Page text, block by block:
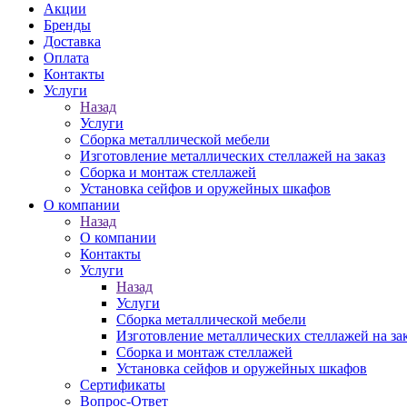
Акции
Бренды
Доставка
Оплата
Контакты
Услуги
Назад
Услуги
Сборка металлической мебели
Изготовление металлических стеллажей на заказ
Сборка и монтаж стеллажей
Установка сейфов и оружейных шкафов
О компании
Назад
О компании
Контакты
Услуги
Назад
Услуги
Сборка металлической мебели
Изготовление металлических стеллажей на
Сборка и монтаж стеллажей
Установка сейфов и оружейных шкафов
Сертификаты
Вопрос-Ответ